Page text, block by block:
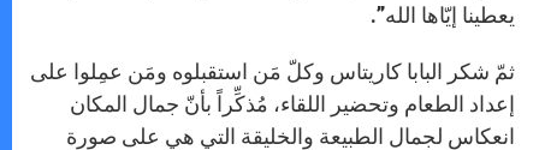
يعطينا إيّاها الله”.
ثمّ شكر البابا كاريتاس وكلّ مَن استقبلوه ومَن عمِلوا على
إعداد الطعام وتحضير اللقاء، مُذكِّراً بأنّ جمال المكان
انعكاس لجمال الطبيعة والخليقة التي هي على صورة